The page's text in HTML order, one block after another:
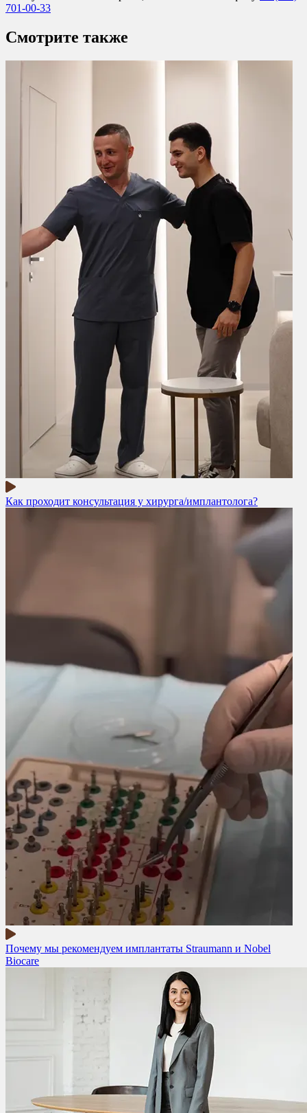
701-00-33
Смотрите также
Как проходит консультация у хирурга/имплантолога?
Почему мы рекомендуем имплантаты Straumann и Nobel
Biocare